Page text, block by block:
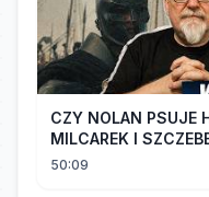
CZY NOLAN PSUJE
MILCAREK I
50:09